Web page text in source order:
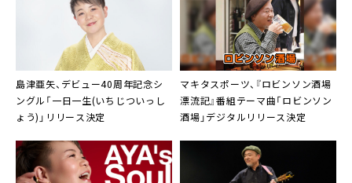
※ご来店順でのご案内となります。
※BOX席の販売あり（別途シートチャージが必要で
す）詳しくはコットンクラブ WEBSITEにてご確認く
ださい。
チケット発売日：7月24日（水曜日）12:00〜 コッ
コットンクラブ http://www.cottonclubjapan.c
o.jp/jp/reservation/
島津亜矢、デビュー40周年記念シ
ングル「一日一生(いちじついっし
ょう)」リリース決定
マキタスポーツ、『ロビンソン酒場
漂流記』番組テーマ曲「ロビンソン
酒場」デジタルリリース決定